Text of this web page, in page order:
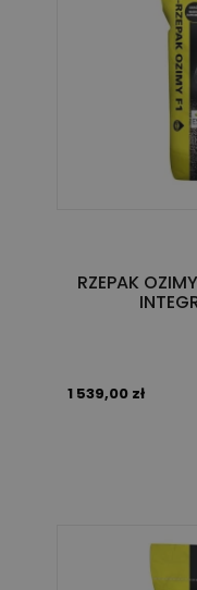
RZEPAK
1 539,00 zł